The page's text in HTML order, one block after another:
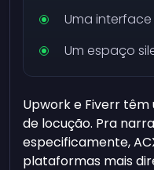
Uma
Um espaço
Upwork e Fiverr
de locução. Pra
especificamente,
plataformas mais